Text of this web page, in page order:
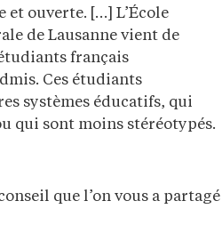
ouverte. […] L’École
de Lausanne vient de
français
Ces étudiants
systèmes éducatifs, qui
qui sont moins stéréotypés.
que l’on vous a partagé